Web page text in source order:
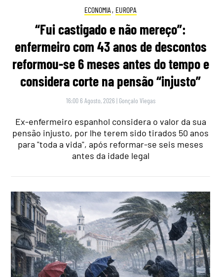
ECONOMIA , EUROPA
“Fui castigado e não mereço”:
enfermeiro com 43 anos de descontos
reformou-se 6 meses antes do tempo e
considera corte na pensão “injusto”
16:00 6 Agosto, 2026 | Gonçalo Viegas
Ex-enfermeiro espanhol considera o valor da sua
pensão injusto, por lhe terem sido tirados 50 anos
para "toda a vida", após reformar-se seis meses
antes da idade legal